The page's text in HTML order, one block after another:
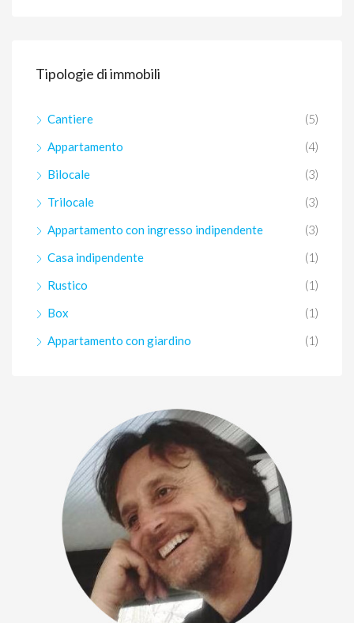
Tipologie di immobili
Cantiere
(5)
Appartamento
(4)
Bilocale
(3)
Trilocale
(3)
Appartamento con ingresso indipendente
(3)
Casa indipendente
(1)
Rustico
(1)
Box
(1)
Appartamento con giardino
(1)